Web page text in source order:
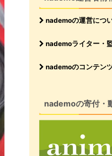
nademoの運営につ
nademoライター・
nademoのコンテン
nademoの寄付・